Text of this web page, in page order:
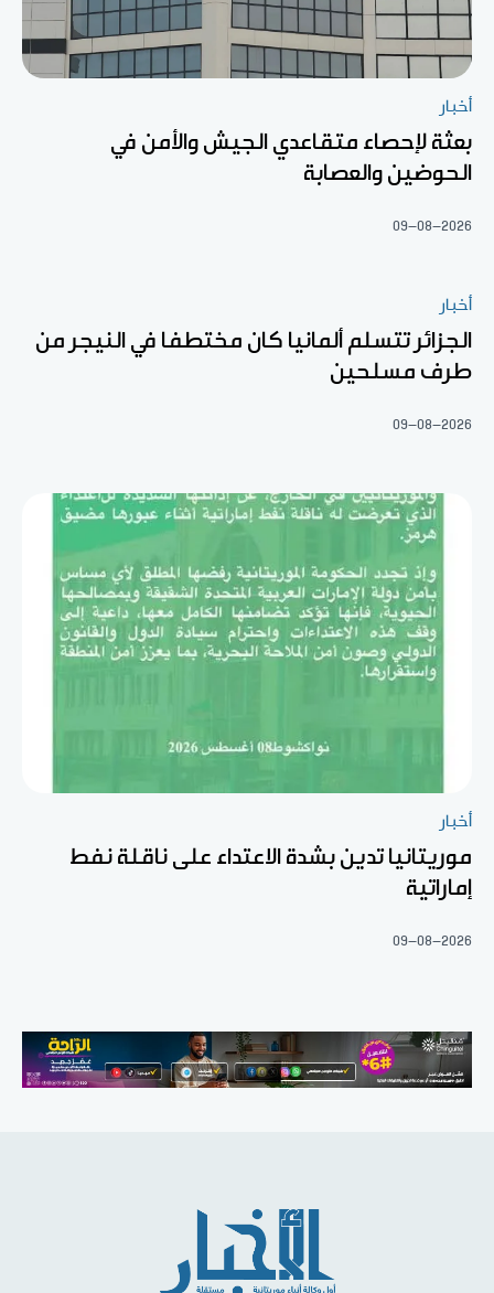
أخبار
بعثة لإحصاء متقاعدي الجيش والأمن في
الحوضين والعصابة
09-08-2026
أخبار
الجزائر تتسلم ألمانيا كان مختطفا في النيجر من
طرف مسلحين
09-08-2026
أخبار
موريتانيا تدين بشدة الاعتداء على ناقلة نفط
إماراتية
09-08-2026